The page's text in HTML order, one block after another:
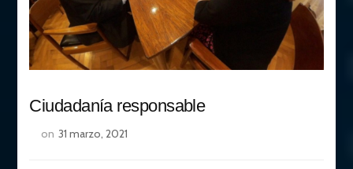
Ciudadanía responsable
on 31 marzo, 2021